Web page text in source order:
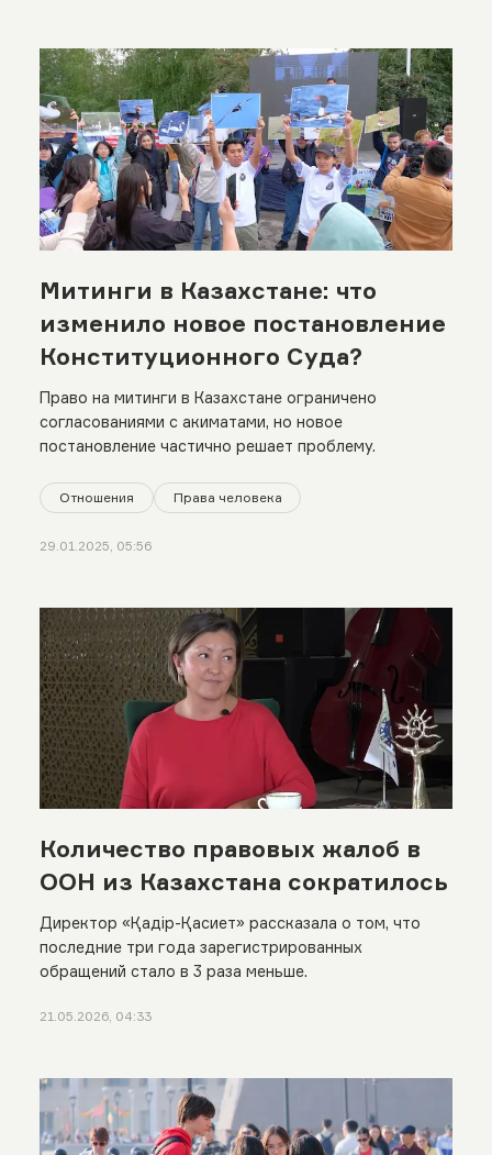
Митинги в Казахстане: что
изменило новое постановление
Конституционного Суда?
Право на митинги в Казахстане ограничено
согласованиями с акиматами, но новое
постановление частично решает проблему.
Отношения Права человека
29.01.2025, 05:56
Количество правовых жалоб в
ООН из Казахстана сократилось
Директор «Қадір-Қасиет» рассказала о том, что
последние три года зарегистрированных
обращений стало в 3 раза меньше.
21.05.2026, 04:33